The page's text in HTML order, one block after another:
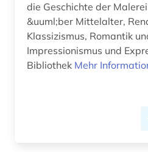
elektronische kunst (1)
elektronische medien (1)
emblematik (1)
die Geschichte der
&uuml;ber Mittelalter,
Klassizismus, Romantik
Impressionismus und
Bibliothek Mehr